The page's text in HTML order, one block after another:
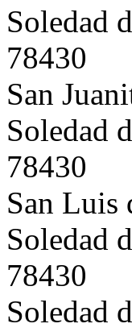
Soledad
78430
San
Soledad
78430
San Luis
Soledad
78430
Soledad